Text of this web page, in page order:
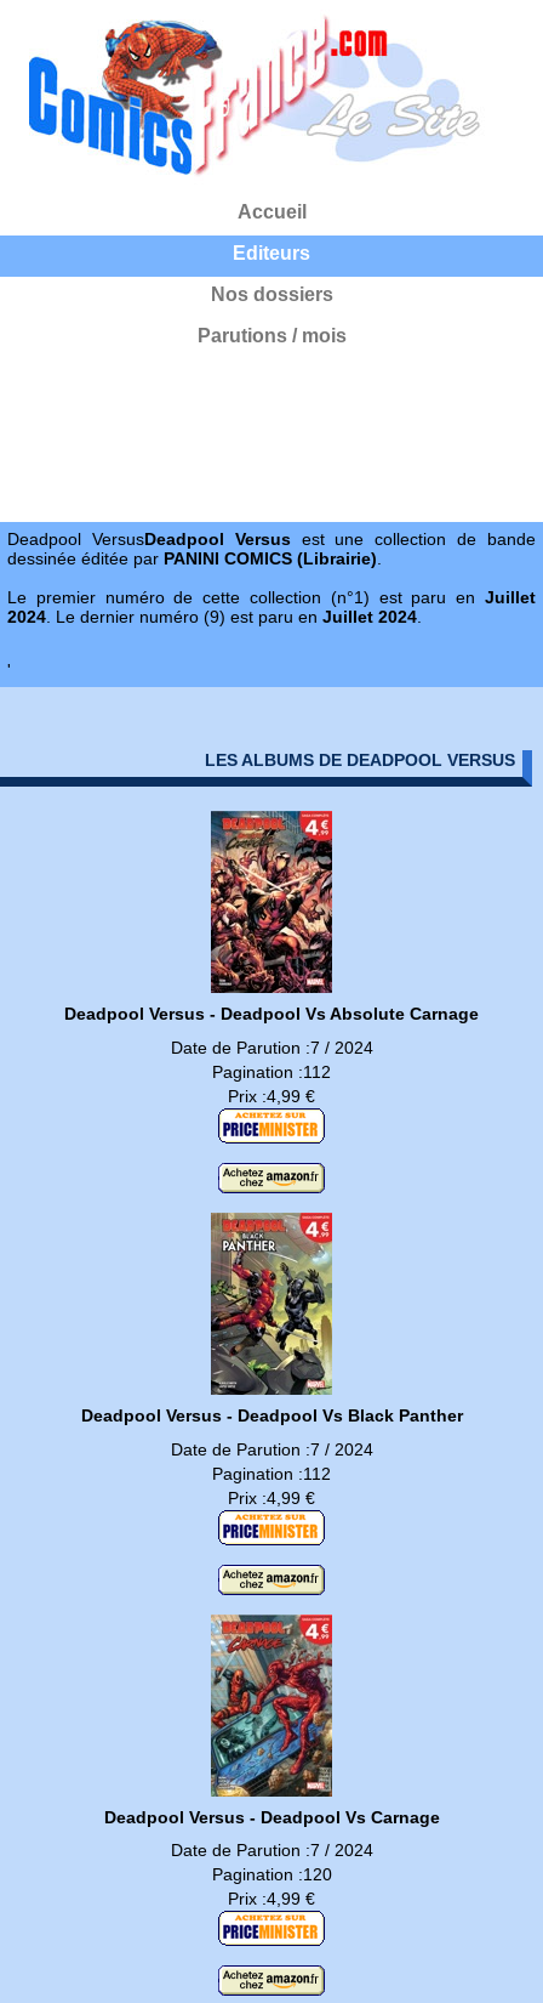
Accueil
Editeurs
Nos dossiers
Parutions / mois
Deadpool VersusDeadpool Versusest une collection de bande
dessinée éditée par PANINI COMICS (Librairie)
Le premier numéro de cette collection (n°1) est paru en Juillet
2024 . Le dernier numéro (9) est paru en Juillet 2024
'
LES ALBUMS DE DEADPOOL VERSUS
Deadpool Versus - Deadpool Vs Absolute Carnage
Date de Parution :7 / 2024
Pagination :112
Prix :4,99 €
Deadpool Versus - Deadpool Vs Black Panther
Date de Parution :7 / 2024
Pagination :112
Prix :4,99 €
Deadpool Versus - Deadpool Vs Carnage
Date de Parution :7 / 2024
Pagination :120
Prix :4,99 €